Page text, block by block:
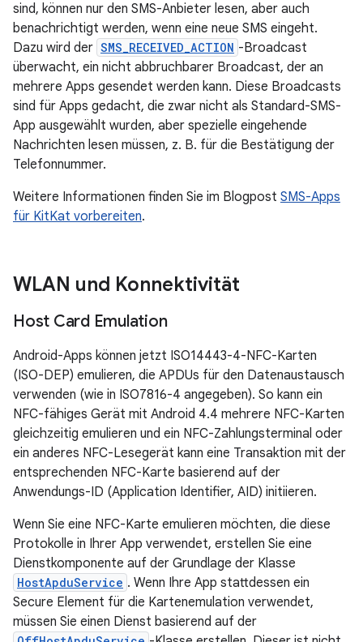
sind, können nur den SMS-Anbieter lesen, aber auch
benachrichtigt werden, wenn eine neue SMS eingeht.
Dazu wird der SMS_RECEIVED_ACTION -Broadcast
überwacht, ein nicht abbruchbarer Broadcast, der an
mehrere Apps gesendet werden kann. Diese Broadcasts
sind für Apps gedacht, die zwar nicht als Standard-SMS-
App ausgewählt wurden, aber spezielle eingehende
Nachrichten lesen müssen, z. B. für die Bestätigung der
Telefonnummer.
Weitere Informationen finden Sie im Blogpost SMS-Apps
für KitKat vorbereiten.
WLAN und Konnektivität
Host Card Emulation
Android-Apps können jetzt ISO14443-4-NFC-Karten
(ISO-DEP) emulieren, die APDUs für den Datenaustausch
verwenden (wie in ISO7816-4 angegeben). So kann ein
NFC-fähiges Gerät mit Android 4.4 mehrere NFC-Karten
gleichzeitig emulieren und ein NFC-Zahlungsterminal oder
ein anderes NFC-Lesegerät kann eine Transaktion mit der
entsprechenden NFC-Karte basierend auf der
Anwendungs-ID (Application Identifier, AID) initiieren.
Wenn Sie eine NFC-Karte emulieren möchten, die diese
Protokolle in Ihrer App verwendet, erstellen Sie eine
Dienstkomponente auf der Grundlage der Klasse
HostApduService . Wenn Ihre App stattdessen ein
Secure Element für die Kartenemulation verwendet,
müssen Sie einen Dienst basierend auf der